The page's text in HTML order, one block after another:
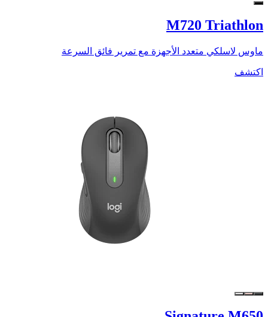
M720 Triathlon
ماوس لاسلكي متعدد الأجهزة مع تمرير فائق السرعة
اكتشف